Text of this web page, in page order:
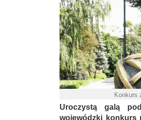
Konkurs
Uroczystą galą
wojewódzki konkurs